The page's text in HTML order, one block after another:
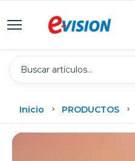
Inicio PRODUCTOS